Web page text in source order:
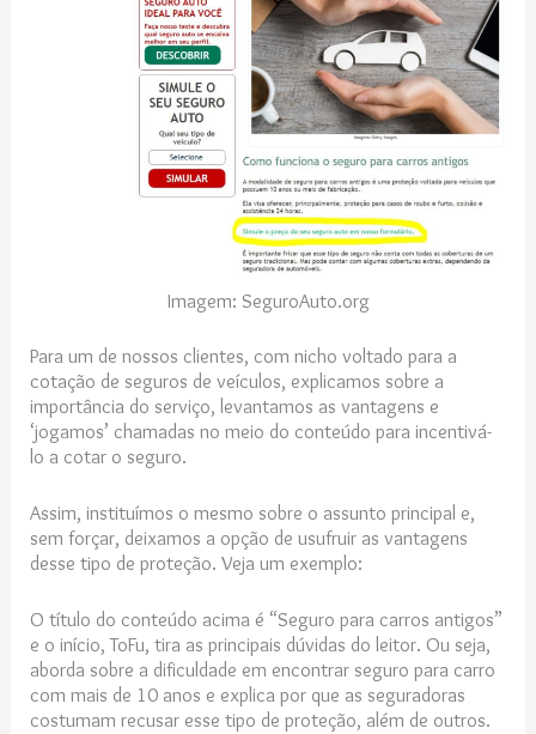
Imagem: SeguroAuto.org
Para um de nossos clientes, com nicho voltado para a
cotação de seguros de veículos, explicamos sobre a
importância do serviço, levantamos as vantagens e
‘jogamos’ chamadas no meio do conteúdo para incentivá-
lo a cotar o seguro.
Assim, instituímos o mesmo sobre o assunto principal e,
sem forçar, deixamos a opção de usufruir as vantagens
desse tipo de proteção. Veja um exemplo:
O título do conteúdo acima é “Seguro para carros antigos”
e o início, ToFu, tira as principais dúvidas do leitor. Ou seja,
aborda sobre a dificuldade em encontrar seguro para carro
com mais de 10 anos e explica por que as seguradoras
costumam recusar esse tipo de proteção, além de outros.